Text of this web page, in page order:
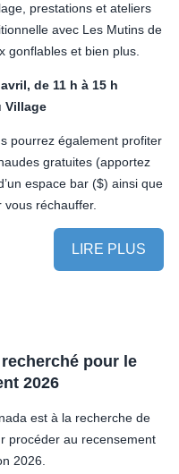
prestations et ateliers
avec Les Mutins de
gonflables et bien plus.
de 11 h à 15 h
Village
pourrez également profiter
gratuites (apportez
espace bar ($) ainsi que
réchauffer.
LIRE PLUS
pour le
2026
est à la recherche de
procéder au recensement
2026.